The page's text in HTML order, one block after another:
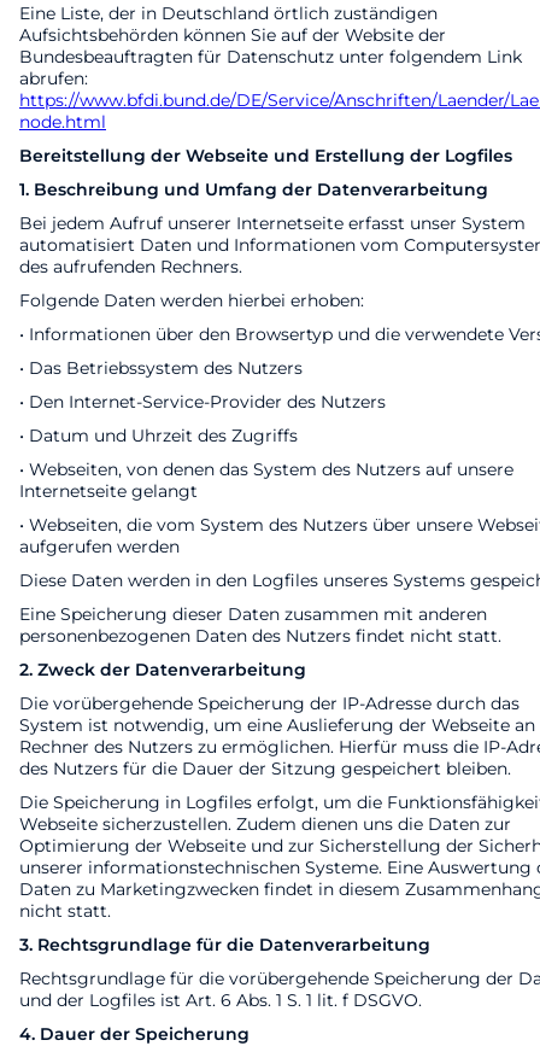
Eine Liste, der in Deutschland örtlich zuständigen
Aufsichtsbehörden können Sie auf der Website der
Bundesbeauftragten für Datenschutz unter folgendem Link
abrufen:
https://www.bfdi.bund.de/DE/Service/Anschriften/Laender/
node.html
Bereitstellung der Webseite und Erstellung der Logfiles
1. Beschreibung und Umfang der Datenverarbeitung
Bei jedem Aufruf unserer Internetseite erfasst unser System
automatisiert Daten und Informationen vom
des aufrufenden Rechners.
Folgende Daten werden hierbei erhoben:
• Informationen über den Browsertyp und die verwendete
• Das Betriebssystem des Nutzers
• Den Internet-Service-Provider des Nutzers
• Datum und Uhrzeit des Zugriffs
• Webseiten, von denen das System des Nutzers auf unsere
Internetseite gelangt
• Webseiten, die vom System des Nutzers über unsere
aufgerufen werden
Diese Daten werden in den Logfiles unseres Systems
Eine Speicherung dieser Daten zusammen mit anderen
personenbezogenen Daten des Nutzers findet nicht statt.
2. Zweck der Datenverarbeitung
Die vorübergehende Speicherung der IP-Adresse durch das
System ist notwendig, um eine Auslieferung der Webseite an
Rechner des Nutzers zu ermöglichen. Hierfür muss die IP-
des Nutzers für die Dauer der Sitzung gespeichert bleiben.
Die Speicherung in Logfiles erfolgt, um die
Webseite sicherzustellen. Zudem dienen uns die Daten zur
Optimierung der Webseite und zur Sicherstellung der
unserer informationstechnischen Systeme. Eine Auswertung
Daten zu Marketingzwecken findet in diesem
nicht statt.
3. Rechtsgrundlage für die Datenverarbeitung
Rechtsgrundlage für die vorübergehende Speicherung der
und der Logfiles ist Art. 6 Abs. 1 S. 1 lit. f DSGVO.
4. Dauer der Speicherung